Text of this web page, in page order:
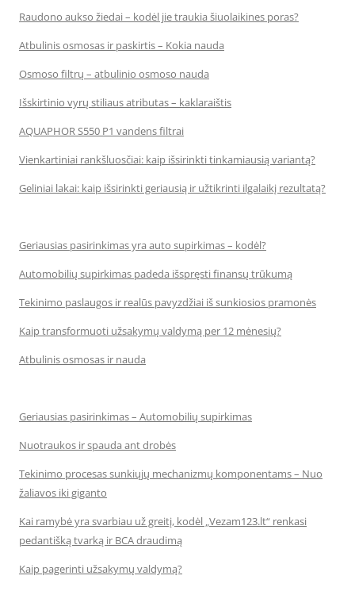
Raudono aukso žiedai – kodėl jie traukia šiuolaikines poras?
Atbulinis osmosas ir paskirtis – Kokia nauda
Osmoso filtrų – atbulinio osmoso nauda
Išskirtinio vyrų stiliaus atributas – kaklaraištis
AQUAPHOR S550 P1 vandens filtrai
Vienkartiniai rankšluosčiai: kaip išsirinkti tinkamiausią variantą?
Geliniai lakai: kaip išsirinkti geriausią ir užtikrinti ilgalaikį rezultatą?
Geriausias pasirinkimas yra auto supirkimas – kodėl?
Automobilių supirkimas padeda išspręsti finansų trūkumą
Tekinimo paslaugos ir realūs pavyzdžiai iš sunkiosios pramonės
Kaip transformuoti užsakymų valdymą per 12 mėnesių?
Atbulinis osmosas ir nauda
Geriausias pasirinkimas – Automobilių supirkimas
Nuotraukos ir spauda ant drobės
Tekinimo procesas sunkiųjų mechanizmų komponentams – Nuo
žaliavos iki giganto
Kai ramybė yra svarbiau už greitį, kodėl „Vezam123.lt“ renkasi
pedantišką tvarką ir BCA draudimą
Kaip pagerinti užsakymų valdymą?